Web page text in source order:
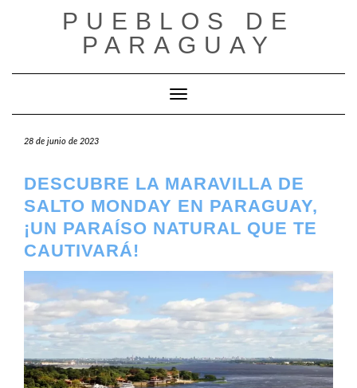
PUEBLOS DE
PARAGUAY
Cambiar modo de navegación
28 de junio de 2023
DESCUBRE LA MARAVILLA DE
SALTO MONDAY EN PARAGUAY,
¡UN PARAÍSO NATURAL QUE TE
CAUTIVARÁ!